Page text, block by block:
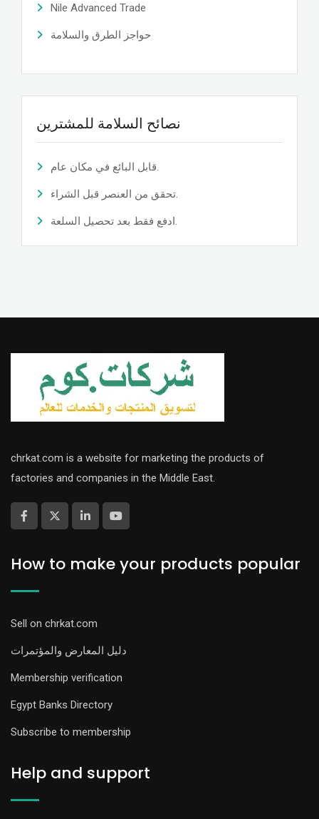
Nile Advanced Trade
حواجز الطرق والسلامة
نصائح السلامة للمشترين
قابل البائع في مكان عام.
تحقق من العنصر قبل الشراء.
ادفع فقط بعد تحصيل السلعة.
chrkat.com is a website for marketing the products of
factories and companies in the Middle East.
How to make your products popular
Sell on chrkat.com
دليل المعارض والمؤتمرات
Membership verification
Egypt Banks Directory
Subscribe to membership
Help and support